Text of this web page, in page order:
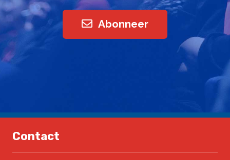
Abonneer
Contact